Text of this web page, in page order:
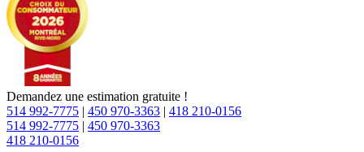
Demandez une estimation gratuite !
514 992-7775 | 450 970-3363 | 418 210-0156
514 992-7775 | 450 970-3363
418 210-0156